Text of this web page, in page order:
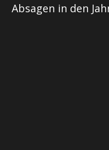
Absagen in den